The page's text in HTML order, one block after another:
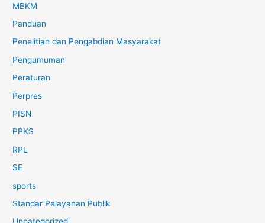
MBKM
Panduan
Penelitian dan Pengabdian Masyarakat
Pengumuman
Peraturan
Perpres
PISN
PPKS
RPL
SE
sports
Standar Pelayanan Publik